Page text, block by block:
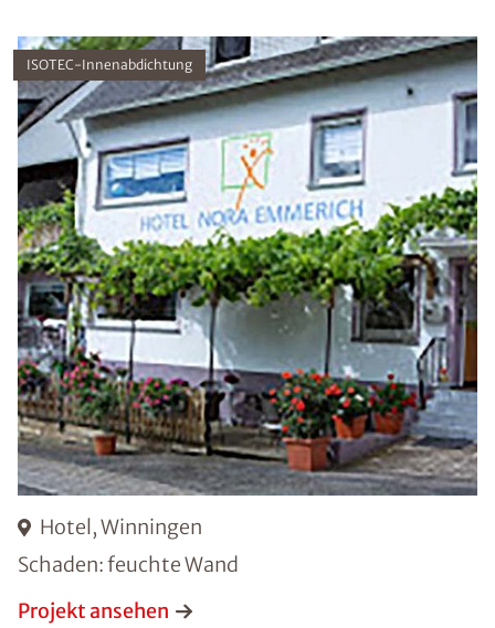
Hotel, Winningen
Schaden: feuchte Wand
ISOTEC-Innenabdichtung
Projekt ansehen